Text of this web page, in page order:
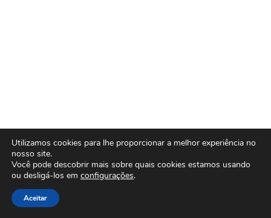
Utilizamos cookies para lhe proporcionar a melhor experiência no
nosso site.
Você pode descobrir mais sobre quais cookies estamos usando
ou desligá-los em configurações.
Aceitar